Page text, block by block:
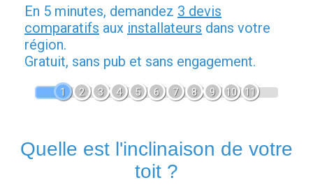
En 5 minutes, demandez 3 devis
comparatifs aux installateurs dans votre
région.
Gratuit, sans pub et sans engagement.
1 2 3 4 5 6 7 8 9 10 11
Quelle est l'inclinaison de votre
toit ?